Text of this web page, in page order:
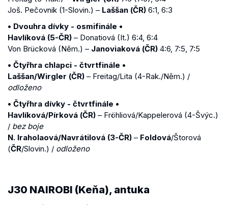
Još. Pečovnik (1-Slovin.) – Laššan (ČR) 6:1, 6:3
• Dvouhra dívky - osmifinále •
Havlíková (5-ČR) – Donatiová (It.) 6:4, 6:4
Von Brücková (Něm.) – Janoviaková (ČR) 4:6, 7:5, 7:5
• Čtyřhra chlapci - čtvrtfinále •
Laššan/Wirgler (ČR) – Freitag/Lita (4-Rak./Něm.) /
odloženo
• Čtyřhra dívky - čtvrtfinále •
Havlíková/Pírková (ČR) – Fröhliová/Kappelerová (4-Švýc.)
/ bez boje
N. Iraholaová/Navrátilová (3-ČR) – Foldová/Štorová
(ČR/Slovin.) / odloženo
J30 NAIROBI (Keňa), antuka